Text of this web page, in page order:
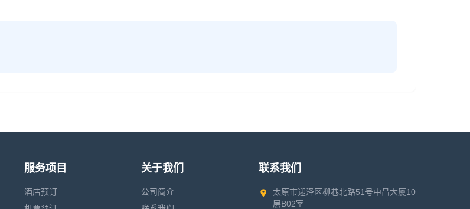
服务项目
酒店预订
关于我们
公司简介
联系我们
太原市迎泽区柳巷北路51号中昌大厦10
层B02室